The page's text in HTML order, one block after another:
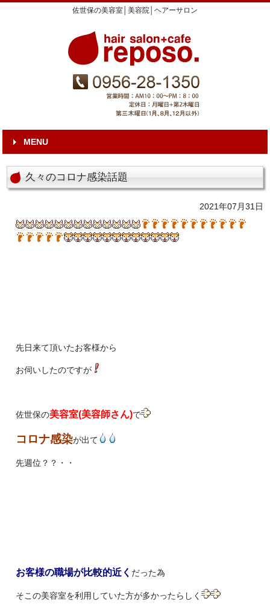
佐世保の美容室│美容院│ヘアーサロン
MENU
久々のコロナ感染話題
2021年07月31日
先日来て頂いたお客様から
お伺いしたのですが
佐世保の美容室(美容師さん)で
コロナ感染が出て
先週位？？・・
お客様の職場が比較的近く だった為
そこの美容室を利用していた方が多かったらしく